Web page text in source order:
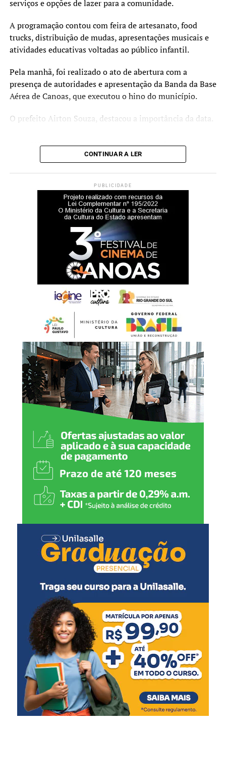
O Curta Fecic é financiado pelo PIC 2023, via Secretaria
de Cultura e Turismo e Prefeitura de Canoas. A realização
é da Prosa Filmes, com gestão cultural e produção
apoio institucional do Metropolitano RS, Fundacine e
CurtaENEM.
Quando: 02 de julho, a partir das 14h
Onde: Teatro do Sesc Canoas (Av. Guilherme Schell, 5340
– Centro)
Informações: Instagram @festivaldecinemadecanoas
serviços e opções de lazer para a comunidade.
A programação contou com feira de artesanato, food
trucks, distribuição de mudas, apresentações musicais e
atividades educativas voltadas ao público infantil.
Pela manhã, foi realizado o ato de abertura com a
presença de autoridades e apresentação da Banda da Base
Aérea de Canoas, que executou o hino do município.
O prefeito Airton Souza, destacou a importância da data.
“O dia do trabalhador é
todos os dias. Mas hoje, de
modo especial, esta data é
um momento de
reconhecimento e gratidão
a cada homem e mulher
que, com esforço,
dignidade e dedicação,
constroem diariamente o
desenvolvimento da nossa
cidade. É por meio do
trabalho que fortalecemos
a economia, promovemos a
justiça social e abrimos
caminhos para novas
oportunidades. Neste 1º de
maio, reafirmamos nosso
compromisso em valorizar
o trabalhador, garantir
direitos e seguir investindo
em políticas públicas que
gerem emprego, renda e
mais qualidade de vida para
todos”, comenta.
O secretário de Cultura e Turismo, Caio Flavio dos
Santos, ressaltou a organização do evento, pensado para
agradar diferentes públicos.
“Todas as secretarias
fizeram muito para que
este evento ocorresse. É
uma festa de integração, de
união, onde a gente
pretende fazer com que o
cidadão de Canoas
CONTINUAR A LER
PUBLICIDADE